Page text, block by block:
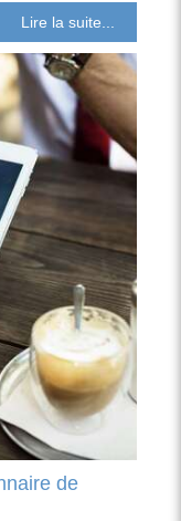
Lire la suite...
de